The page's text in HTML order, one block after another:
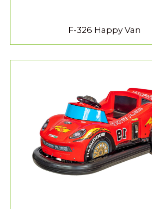
F-326 Happy Van
MEER INFORMATIE